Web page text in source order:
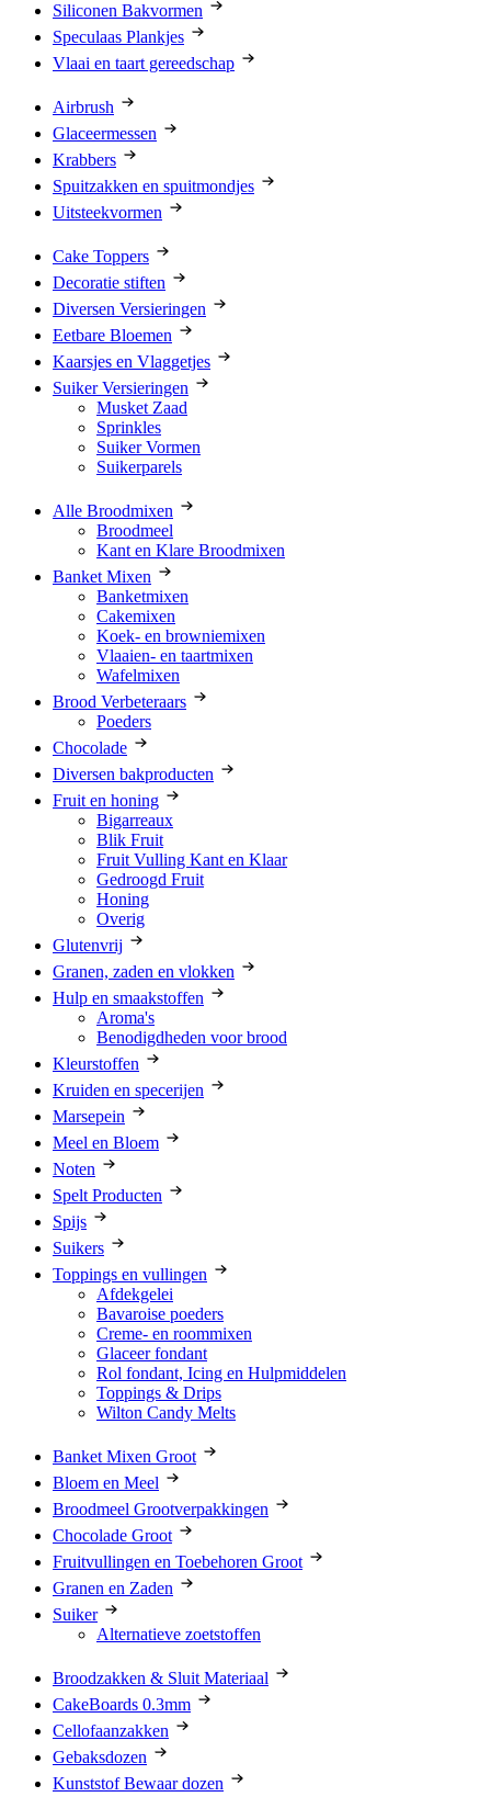
Siliconen Bakvormen
Speculaas Plankjes
Vlaai en taart gereedschap
Airbrush
Glaceermessen
Krabbers
Spuitzakken en spuitmondjes
Uitsteekvormen
Cake Toppers
Decoratie stiften
Diversen Versieringen
Eetbare Bloemen
Kaarsjes en Vlaggetjes
Suiker Versieringen
Musket Zaad
Sprinkles
Suiker Vormen
Suikerparels
Alle Broodmixen
Broodmeel
Kant en Klare Broodmixen
Banket Mixen
Banketmixen
Cakemixen
Koek- en browniemixen
Vlaaien- en taartmixen
Wafelmixen
Brood Verbeteraars
Poeders
Chocolade
Diversen bakproducten
Fruit en honing
Bigarreaux
Blik Fruit
Fruit Vulling Kant en Klaar
Gedroogd Fruit
Honing
Overig
Glutenvrij
Granen, zaden en vlokken
Hulp en smaakstoffen
Aroma's
Benodigdheden voor brood
Kleurstoffen
Kruiden en specerijen
Marsepein
Meel en Bloem
Noten
Spelt Producten
Spijs
Suikers
Toppings en vullingen
Afdekgelei
Bavaroise poeders
Creme- en roommixen
Glaceer fondant
Rol fondant, Icing en Hulpmiddelen
Toppings & Drips
Wilton Candy Melts
Banket Mixen Groot
Bloem en Meel
Broodmeel Grootverpakkingen
Chocolade Groot
Fruitvullingen en Toebehoren Groot
Granen en Zaden
Suiker
Alternatieve zoetstoffen
Broodzakken & Sluit Materiaal
CakeBoards 0.3mm
Cellofaanzakken
Gebaksdozen
Kunststof Bewaar dozen